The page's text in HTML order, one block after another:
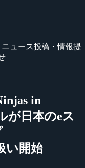
ニュース投稿・情報提
in
が日本のeス
い開始